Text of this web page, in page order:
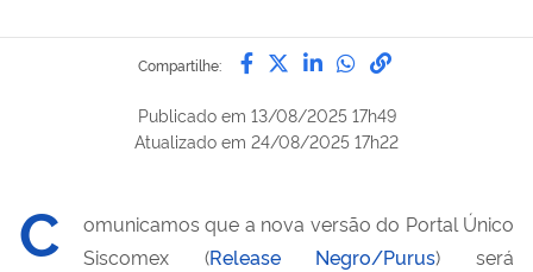
Compartilhe: Compartilhe por Facebook
Compartilhe por Twitter
Compartilhe por
Compartilhe
link para
Publicado em 13/08/2025 17h49
Atualizado em 24/08/2025 17h22
C
omunicamos que a nova versão do Portal Único
Siscomex (Release Negro/Purus) será